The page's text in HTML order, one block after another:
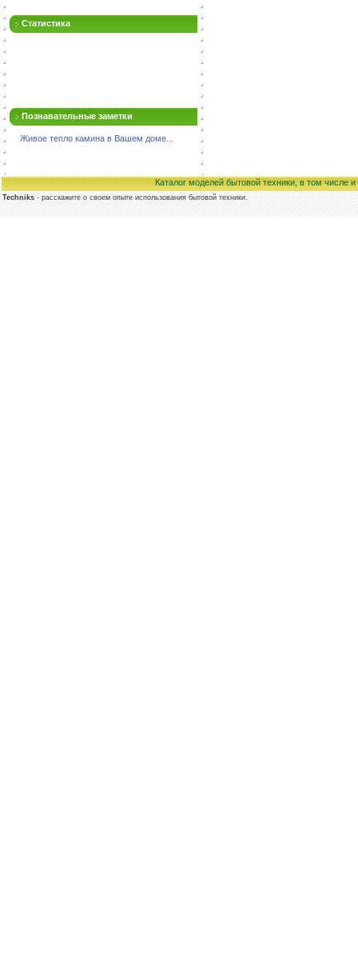
Статистика
Познавательные заметки
Живое тепло камина в Вашем доме...
Каталог моделей бытовой техники, в том числе
Techniks- расскажите о своем опыте использования бытовой техники.